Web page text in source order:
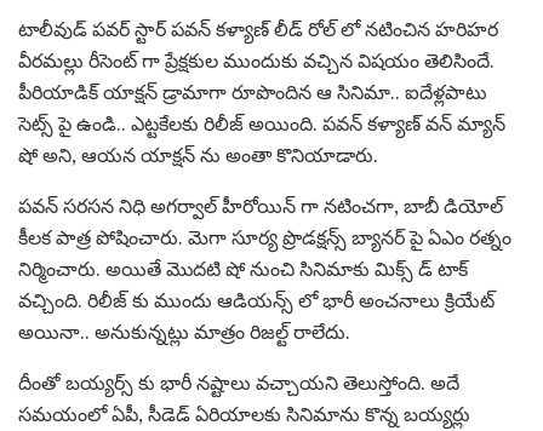
టాలీవుడ్ పవర్ స్టార్ పవన్ కళ్యాణ్ లీడ్ రోల్ లో నటించిన హరిహర
వీరమల్లు రీసెంట్ గా ప్రేక్షకుల ముందుకు వచ్చిన విషయం తెలిసిందే.
పీరియాడిక్ యాక్షన్ డ్రామాగా రూపొందిన ఆ సినిమా.. ఐదేళ్లపాటు
సెట్స్ పై ఉండి.. ఎట్టకేలకు రిలీజ్ అయింది. పవన్ కళ్యాణ్ వన్ మ్యాన్
షో అని, ఆయన యాక్షన్ ను అంతా కొనియాడారు.
పవన్ సరసన నిధి అగర్వాల్ హీరోయిన్ గా నటించగా, బాబీ డియోల్
కీలక పాత్ర పోషించారు. మెగా సూర్య ప్రొడక్షన్స్ బ్యానర్ పై ఏఎం రత్నం
నిర్మించారు. అయితే మొదటి షో నుంచి సినిమాకు మిక్స్ డ్ టాక్
వచ్చింది. రిలీజ్ కు ముందు ఆడియన్స్ లో భారీ అంచనాలు క్రియేట్
అయినా.. అనుకున్నట్లు మాత్రం రిజల్ట్ రాలేదు.
దీంతో బయ్యర్స్ కు భారీ నష్టాలు వచ్చాయని తెలుస్తోంది. అదే
సమయంలో ఏపీ, సీడెడ్ ఏరియాలకు సినిమాను కొన్న బయ్యర్లు